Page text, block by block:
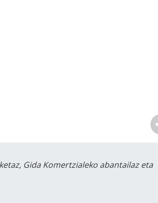
Gida Komertzialeko abantailaz eta